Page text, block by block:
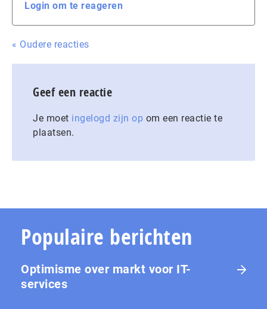
Login om te reageren
« Oudere reacties
Geef een reactie
Je moet ingelogd zijn op om een reactie te
plaatsen.
Populaire berichten
Optimisme over markt voor IT-
services